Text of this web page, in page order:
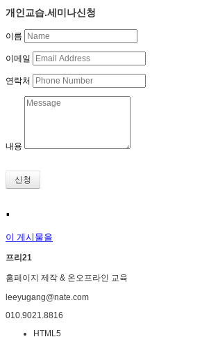
개인교습.세미나신청
이름
이메일
연락처
내용
신청
.
이 게시물을
프리21
홈페이지 제작 & 온오프라인 교육
leeyugang@nate.com
010.9021.8816
HTML5